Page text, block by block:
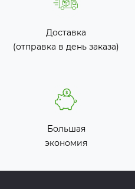
Доставка
(отправка в день заказа)
Большая
экономия